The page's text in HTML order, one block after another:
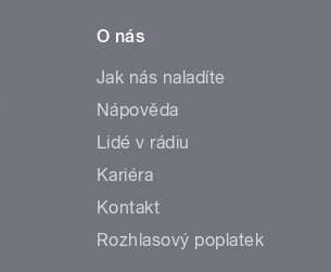
O nás
Jak nás naladíte
Nápověda
Lidé v rádiu
Kariéra
Kontakt
Rozhlasový poplatek